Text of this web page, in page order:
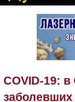
COVID-19:
заболевших